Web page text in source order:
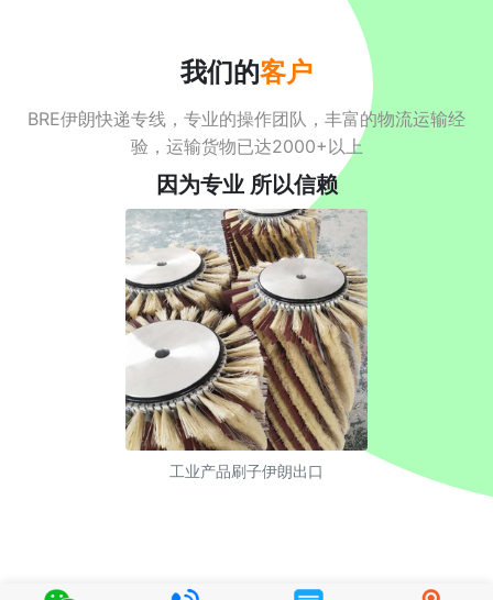
我们的客户
BRE伊朗快递专线，专业的操作团队，丰富的物流运输经
验，运输货物已达2000+以上
因为专业 所以信赖
工业产品刷子伊朗出口